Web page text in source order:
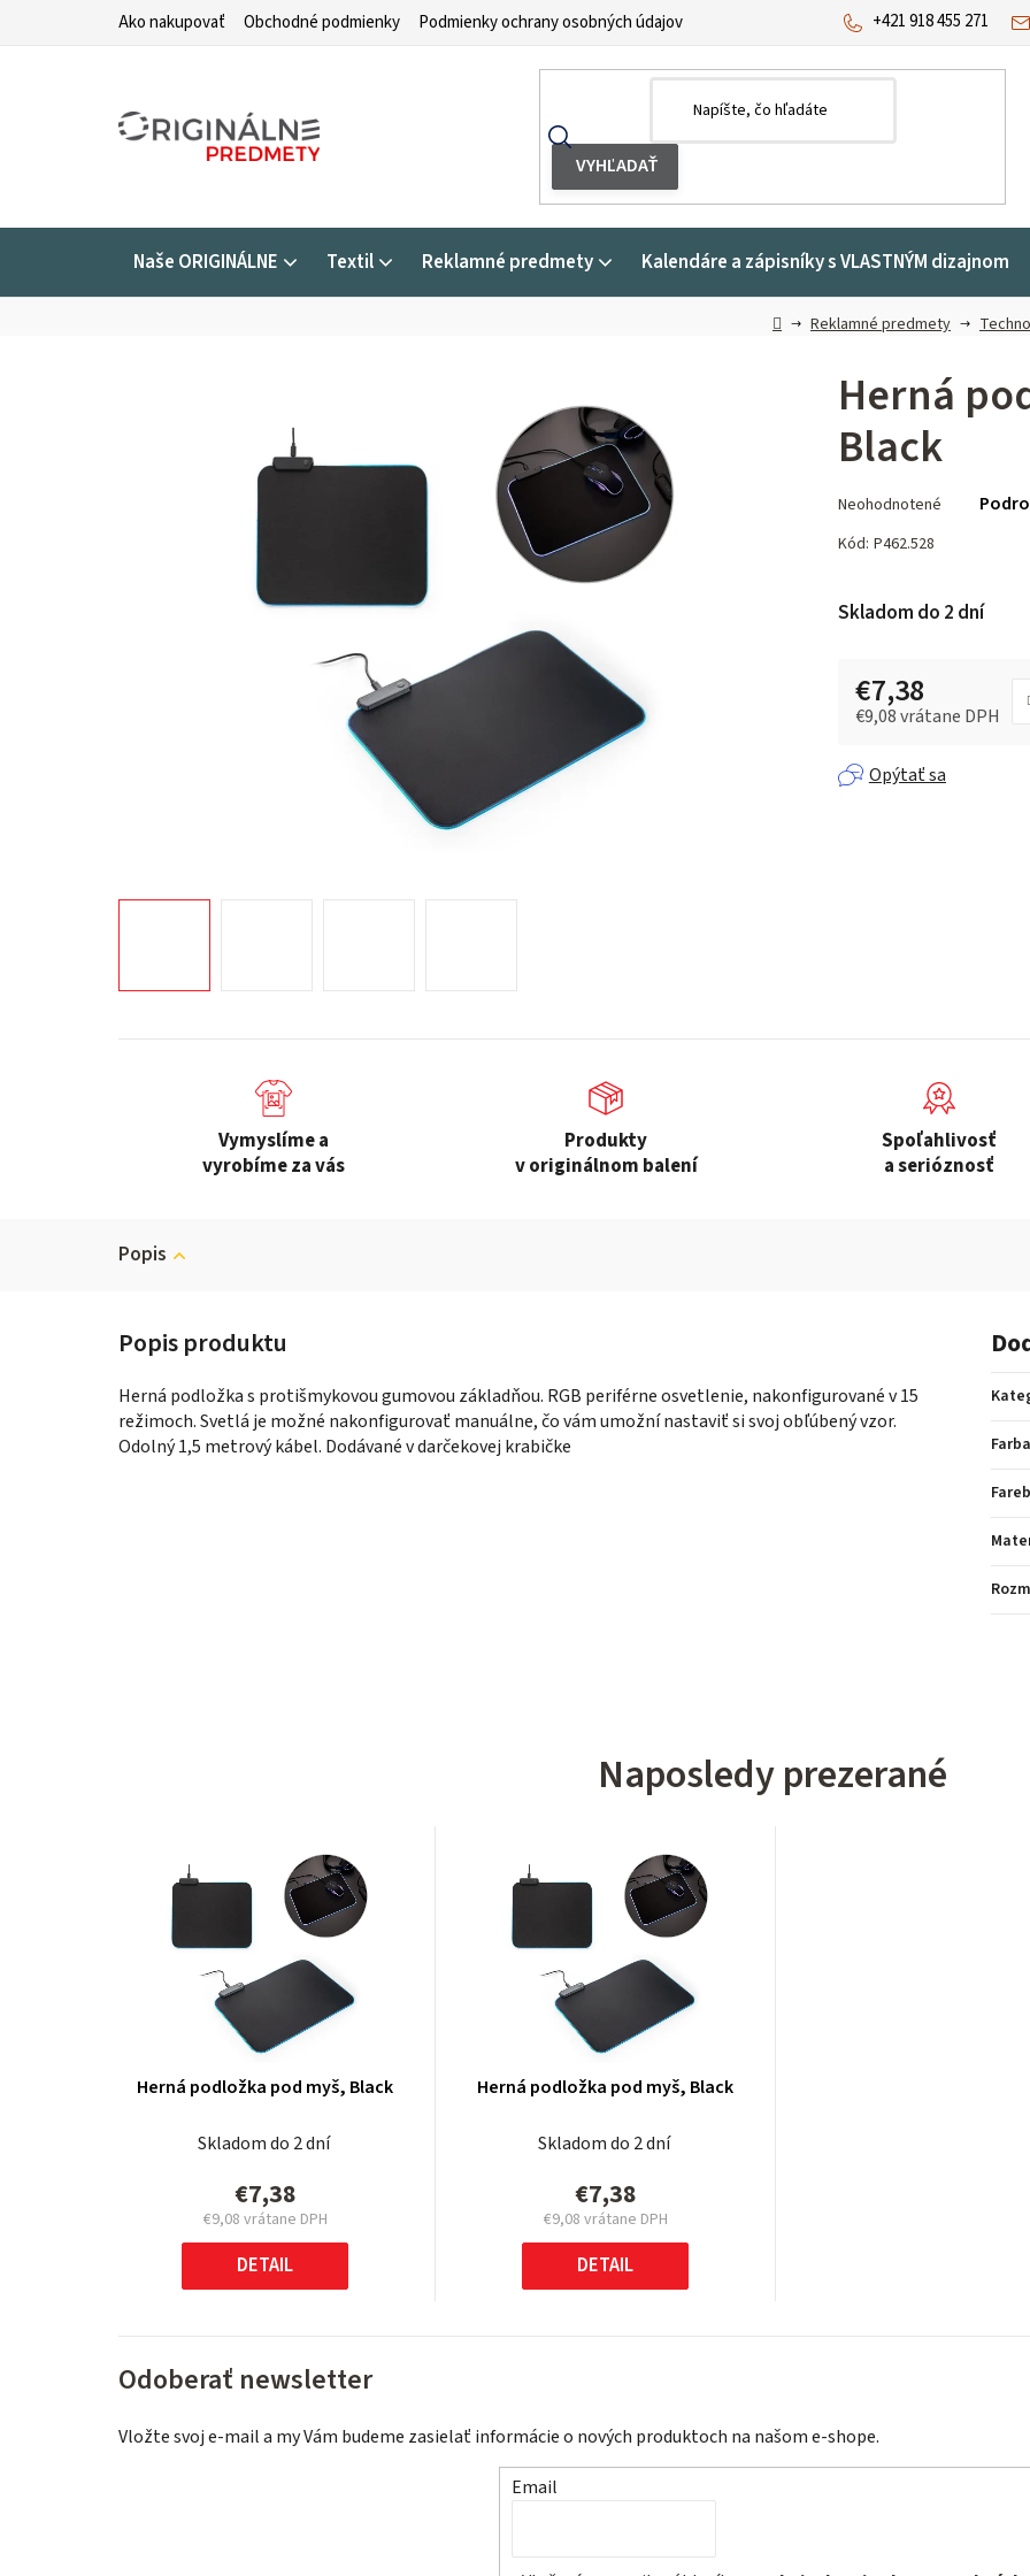
Ako nakupovať Obchodné podmienky Podmienky ochrany osobných údajov +421 918 455 271
Naše ORIGINÁLNE Textil Reklamné predmety Kalendáre a zápisníky s VLASTNÝM dizajnom
DomovReklamné predmety
Herná
Black
hodnotenie
produktu
z 5
Neohodnotené
Kód: P462.528
Skladom do 2 dní
€7,38
€9,08 vrátane DPH
Opýtať sa
Vymyslíme a
vyrobíme za vás
Produkty
v originálnom balení
Spoľahlivosť
a serióznosť
Popis
Herná podložka s protišmykovou gumovou základňou. RGB periférne osvetlenie, nakonfigurované v 15
režimoch. Svetlá je možné nakonfigurovať manuálne, čo vám umožní nastaviť si svoj obľúbený vzor.
Odolný 1,5 metrový kábel. Dodávané v darčekovej krabičke
Farba
Naposledy prezerané
Herná podložka pod myš, Black
Skladom do 2 dní
€7,38
€9,08 vrátane DPH
Jednotková
cena:
DETAIL
Herná podložka pod myš, Black
Skladom do 2 dní
€7,38
€9,08 vrátane DPH
Jednotková
cena:
DETAIL
Odoberať newsletter
Vložte svoj e-mail a my Vám budeme zasielať informácie o nových produktoch na našom e-shope.
Email